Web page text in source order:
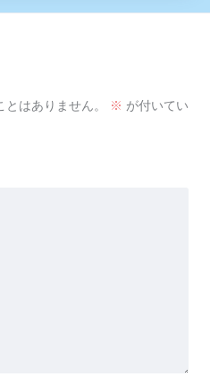
はありません。 ※ が付いてい